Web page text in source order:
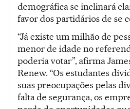
demográfica se inclinará
favor dos partidários de se
“Já existe um milhão de
menor de idade no
poderia votar”, afirma
Renew. “Os estudantes
suas preocupações pelas
falta de segurança, os